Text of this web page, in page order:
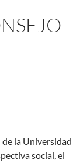
la Universidad
social, el